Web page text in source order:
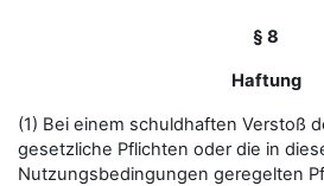
§ 8
Haftung
(1) Bei einem schuldhaften Verstoß
gesetzliche Pflichten oder die in
Nutzungsbedingungen geregelten